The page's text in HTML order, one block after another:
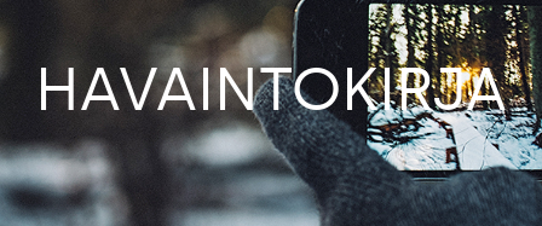
HAVAINTOKIRJA